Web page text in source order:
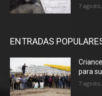
7
ENTRADAS
para
7